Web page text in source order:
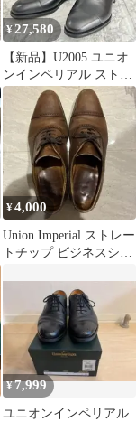
¥27,580
【新品】U2005 ユニオ
ンインペリアル ストレ
ートチップ 黒 26.5㎝
¥4,000
Union Imperial ストレー
トチップ ビジネスシュ
¥7,999
ユニオンインペリアル